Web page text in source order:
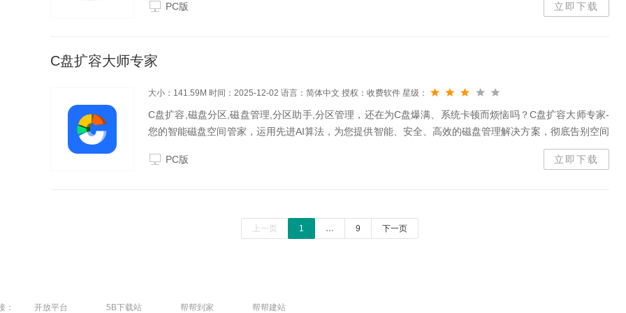
PC版
立即下载
C盘扩容大师专家
大小：141.59M 时间：2025-12-02 语言：简体中文 授权：收费软件 星级：
C盘扩容,磁盘分区,磁盘管理,分区助手,分区管理，还在为C盘爆满、系统卡顿而烦恼吗？C盘扩容大师专家-
您的智能磁盘空间管家，运用先进AI算法，为您提供智能、安全、高效的磁盘管理解决方案，彻底告别空间
不足的困扰！核心功能：AI智能C盘扩容：一键解决C盘空间告急！AI深度分析磁盘使用情况，智能推荐最
佳扩...PC版 立即下载
上一页 1 … 9 下一页
： 开放平台 5B下载站 帮帮到家 帮帮建站